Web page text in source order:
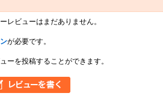
レビューはまだありません。
が必要です。
ーを投稿することができます。